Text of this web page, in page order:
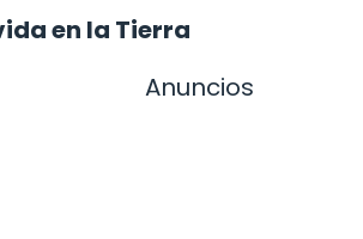
en la Tierra
Anuncios